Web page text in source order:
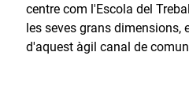
centre com l'Escola del
les seves grans dimensions,
d'aquest àgil canal de